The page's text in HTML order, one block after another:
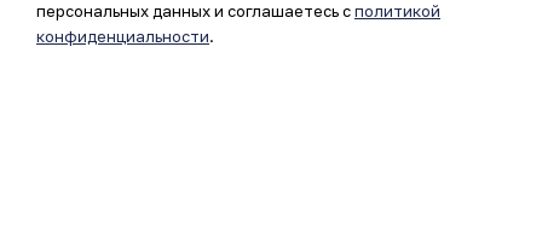
персональных данных и соглашаетесь сполитикой
конфиденциальности.